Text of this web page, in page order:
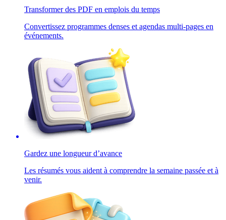
Transformer des PDF en emplois du temps
Convertissez programmes denses et agendas multi-pages en
événements.
Gardez une longueur d’avance
Les résumés vous aident à comprendre la semaine passée et à
venir.